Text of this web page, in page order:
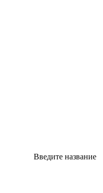
Введите название